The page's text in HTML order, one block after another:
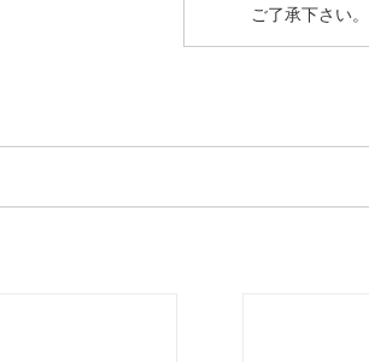
ご了承下さい。